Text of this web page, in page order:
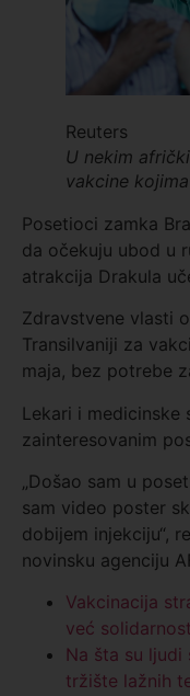
Reuters
U nekim
vakcine
Posetioci zamka
da očekuju ubod u
atrakcija Drakula
Zdravstvene vlasti
Transilvaniji za
maja, bez potrebe
Lekari i medicinske
zainteresovanim
„Došao sam u
sam video poster
dobijem injekciju“,
novinsku agenciju
Vakcinacija
već
Na šta su ljudi
tržište lažnih